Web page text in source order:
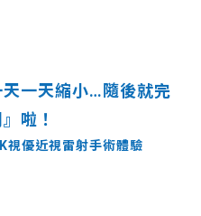
天一天縮小…隨後就完
啦！
視優近視雷射手術體驗